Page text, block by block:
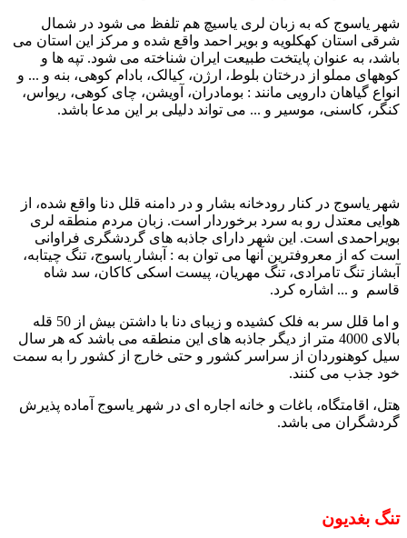
شهر یاسوج که به زبان لری یاسیچ هم تلفظ می شود در شمال
شرقی استان کهکلویه و بویر احمد واقع شده و مرکز این استان می
باشد، به عنوان پایتخت طبیعت ایران شناخته می شود. تپه ها و
کوههای مملو از درختان بلوط، ارژن، کیالک، بادام کوهی، بنه و ... و
انواع گیاهان دارویی مانند : بومادران، آویشن، چای کوهی، ریواس،
کنگر، کاسنی، موسیر و ... می تواند دلیلی بر این مدعا باشد.
شهر یاسوج در کنار رودخانه بشار و در دامنه قلل دنا واقع شده، از
هوایی معتدل رو به سرد برخوردار است. زبان مردم منطقه لری
بویراحمدی است. این شهر دارای جاذبه های گردشگری فراوانی
است که از معروفترین آنها می توان به : آبشار یاسوج، تنگ چیتابه،
آبشاز تنگ تامرادی، تنگ مهریان، پیست اسکی کاکان، سد شاه
قاسم و ... اشاره کرد.
و اما قلل سر به فلک کشیده و زیبای دنا با داشتن بیش از 50 قله
بالای 4000 متر از دیگر جاذبه های این منطقه می باشد که هر سال
سیل کوهنوردان از سراسر کشور و حتی خارج از کشور را به سمت
خود جذب می کنند.
هتل، اقامتگاه، باغات و خانه اجاره ای در شهر یاسوج آماده پذیرش
گردشگران می باشد.
تنگ بغدیون